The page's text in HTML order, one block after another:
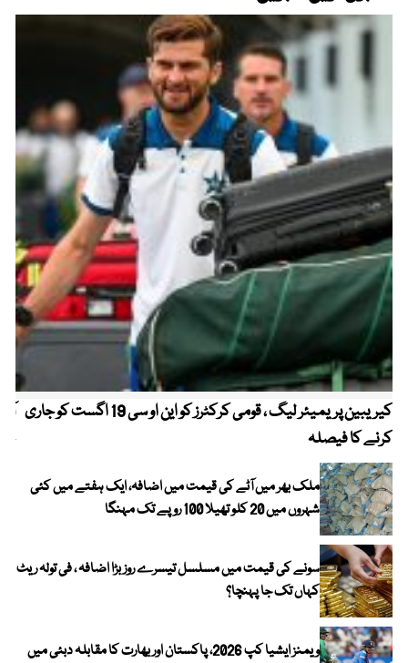
کیریبین پریمیئر لیگ ، قومی کرکٹرز کو این او سی 19 اگست کو جاری
کرنے کا فیصلہ
ملک بھر میں آٹے کی قیمت میں اضافہ، ایک ہفتے میں کئی
شہروں میں 20 کلو تھیلا 100 روپے تک مہنگا
سونے کی قیمت میں مسلسل تیسرے روز بڑا اضافہ ، فی تولہ ریٹ
کہاں تک جا پہنچا؟
ویمنز ایشیا کپ 2026، پاکستان اور بھارت کا مقابلہ دبئی میں